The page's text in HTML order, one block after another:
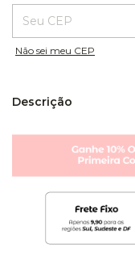
Entregas para o CEP:
Não sei meu CEP
Descrição